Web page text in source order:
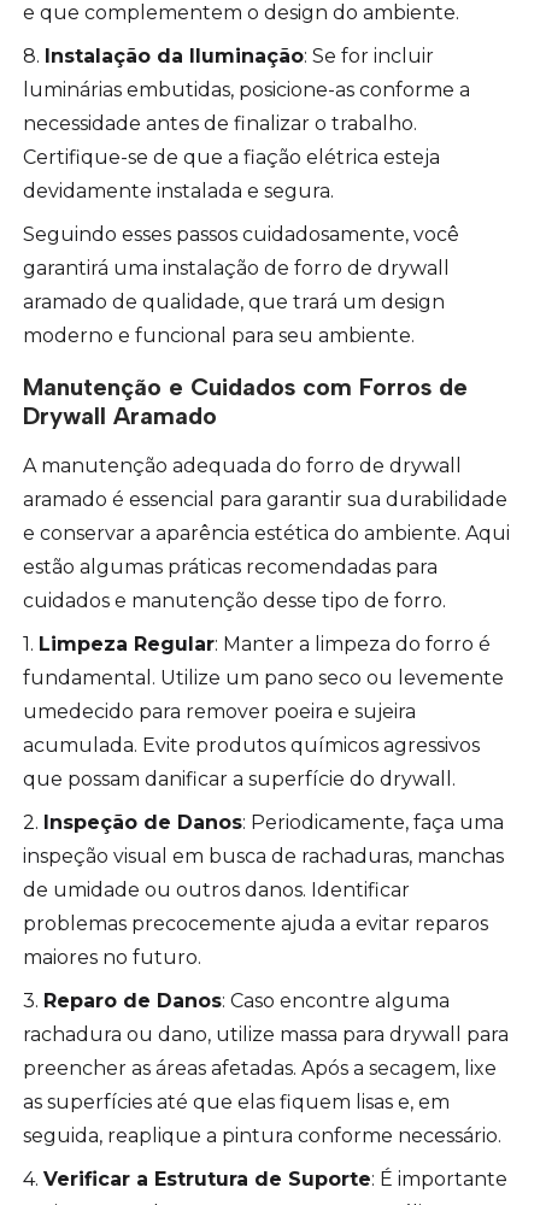
e que complementem o design do ambiente.
8. Instalação da Iluminação: Se for incluir
luminárias embutidas, posicione-as conforme a
necessidade antes de finalizar o trabalho.
Certifique-se de que a fiação elétrica esteja
devidamente instalada e segura.
Seguindo esses passos cuidadosamente, você
garantirá uma instalação de forro de drywall
aramado de qualidade, que trará um design
moderno e funcional para seu ambiente.
Manutenção e Cuidados com Forros de
Drywall Aramado
A manutenção adequada do forro de drywall
aramado é essencial para garantir sua durabilidade
e conservar a aparência estética do ambiente. Aqui
estão algumas práticas recomendadas para
cuidados e manutenção desse tipo de forro.
1. Limpeza Regular: Manter a limpeza do forro é
fundamental. Utilize um pano seco ou levemente
umedecido para remover poeira e sujeira
acumulada. Evite produtos químicos agressivos
que possam danificar a superfície do drywall.
2. Inspeção de Danos: Periodicamente, faça uma
inspeção visual em busca de rachaduras, manchas
de umidade ou outros danos. Identificar
problemas precocemente ajuda a evitar reparos
maiores no futuro.
3. Reparo de Danos: Caso encontre alguma
rachadura ou dano, utilize massa para drywall para
preencher as áreas afetadas. Após a secagem, lixe
as superfícies até que elas fiquem lisas e, em
seguida, reaplique a pintura conforme necessário.
4.Verificar a Estrutura de Suporte: É importante